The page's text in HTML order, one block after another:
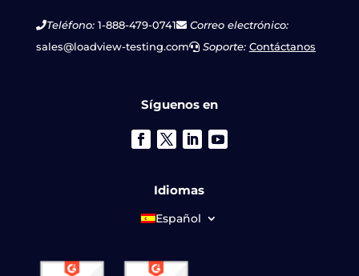
Teléfono:1-888-479-0741
Correo electrónico:
sales@loadview-testing.com
Soporte: Contáctanos
Síguenos en
Idiomas
Español